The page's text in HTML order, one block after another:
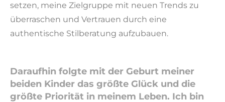
setzen, meine Zielgruppe mit neuen Trends zu
überraschen und Vertrauen durch eine
authentische Stilberatung aufzubauen.
Daraufhin folgte mit der Geburt meiner
beiden Kinder das größte Glück und die
größte Priorität in meinem Leben. Ich bin